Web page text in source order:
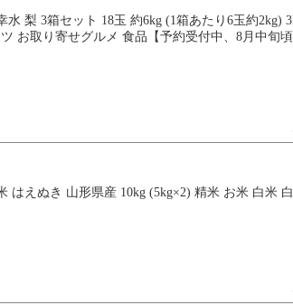
水 梨 3箱セット 18玉 約6kg (1箱あたり6玉約
お取り寄せグルメ 食品【予約受付中、8月中旬頃
はえぬき 山形県産 10kg (5kg×2) 精米 お米 白米